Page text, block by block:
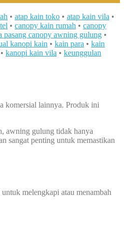
• atap kain toko • atap kain vila •
• canopy kain rumah • canopy
pasang canopy awning gulung •
kanopi kain • kain para • kain
• kanopi kain vila • keunggulan
komersial lainnya. Produk ini
awning gulung tidak hanya
sangat penting untuk memastikan
melengkapi atau menambah